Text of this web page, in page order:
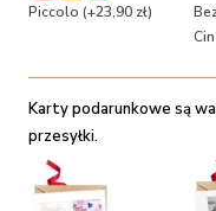
Piccolo (+23,90 zł)
Cin
Karty podarunkowe są
przesyłki.